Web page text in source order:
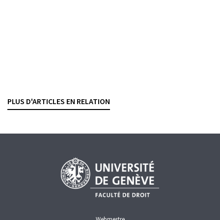
PLUS D'ARTICLES EN RELATION